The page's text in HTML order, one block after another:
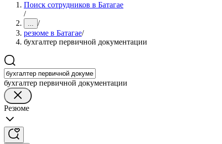
Поиск сотрудников в Батагае
/
... /
резюме в Батагае/
бухгалтер первичной документации
бухгалтер первичной документации
Резюме